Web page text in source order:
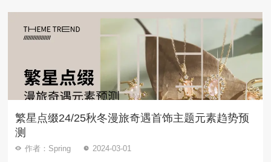
繁星点缀24/25秋冬漫旅奇遇首饰主题元素趋势预
测
作者：Spring 2024-03-01